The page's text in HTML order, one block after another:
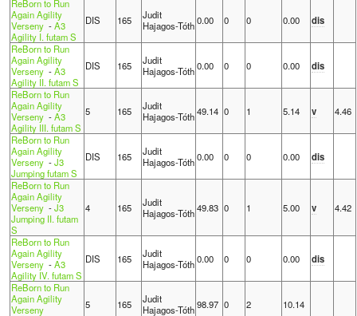
ReBorn to Run
Again Agility
Verseny -A3
Agility I. futam S
DIS 165
Judit
Hajagos-Tóth 0.00 0 0 0.00 dis
ReBorn to Run
Again Agility
Verseny -A3
Agility II. futam S
DIS 165
Judit
Hajagos-Tóth 0.00 0 0 0.00 dis
ReBorn to Run
Again Agility
Verseny -A3
Agility III. futam S
5 165
Judit
Hajagos-Tóth 49.14 0 1 5.14 v 4.46
ReBorn to Run
Again Agility
Verseny -J3
Jumping futam S
DIS 165
Judit
Hajagos-Tóth 0.00 0 0 0.00 dis
ReBorn to Run
Again Agility
Verseny -J3
Jumping II. futam
S
4 165
Judit
Hajagos-Tóth 49.83 0 1 5.00 v 4.42
ReBorn to Run
Again Agility
Verseny -A3
Agility IV. futam S
DIS 165
Judit
Hajagos-Tóth 0.00 0 0 0.00 dis
ReBorn to Run
Again Agility
Verseny
5 165
Judit
Hajagos-Tóth 98.97 0 2 10.14